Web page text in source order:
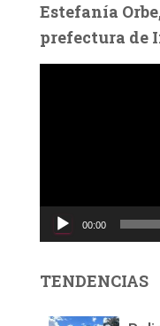
Estefanía
prefectura de
c
d
00:00
TENDENCIAS